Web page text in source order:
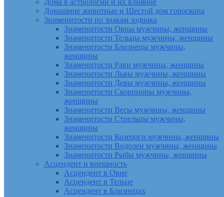
Дома в астрологии и их влияние
Домашние животные и Шестой дом гороскопа
Знаменитости по знакам зодиака
Знаменитости Овны мужчины, женщины
Знаменитости Тельцы мужчины, женщины
Знаменитости Близнецы мужчины,
женщины
Знаменитости Раки мужчины, женщины
Знаменитости Львы мужчины, женщины
Знаменитости Девы мужчины, женщины
Знаменитости Скорпионы мужчины,
женщины
Знаменитости Весы мужчины, женщины
Знаменитости Стрельцы мужчины,
женщины
Знаменитости Козероги мужчины, женщины
Знаменитости Водолеи мужчины, женщины
Знаменитости Рыбы мужчины, женщины
Асцендент и внешность
Асцендент в Овне
Асцендент в Тельце
Асцендент в Близнецах